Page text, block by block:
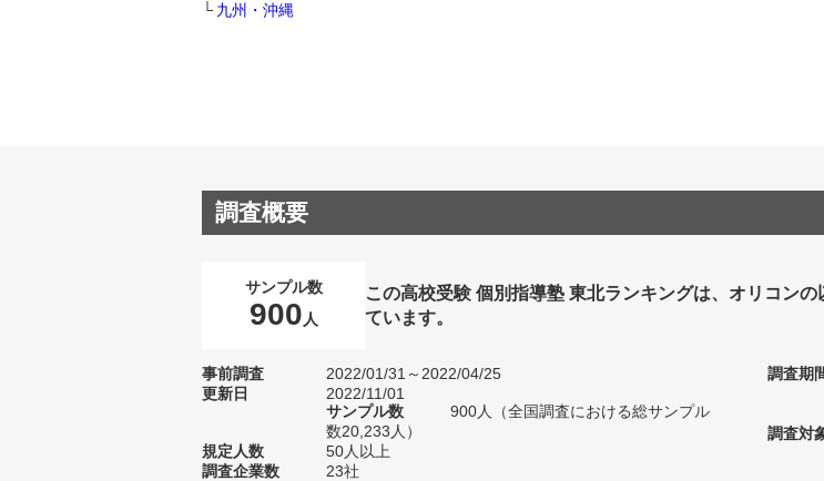
九州・沖縄
調査概要
サンプル数
900 人
この高校受験 個別指導塾 東北ランキングは、オリコン
ています。
事前調査
2022/01/31～2022/04/25
更新日
2022/11/01
サンプル数
900人（全国調査における総サンプル
数20,233人）
規定人数
50人以上
調査企業数
23社
調査期
調査対